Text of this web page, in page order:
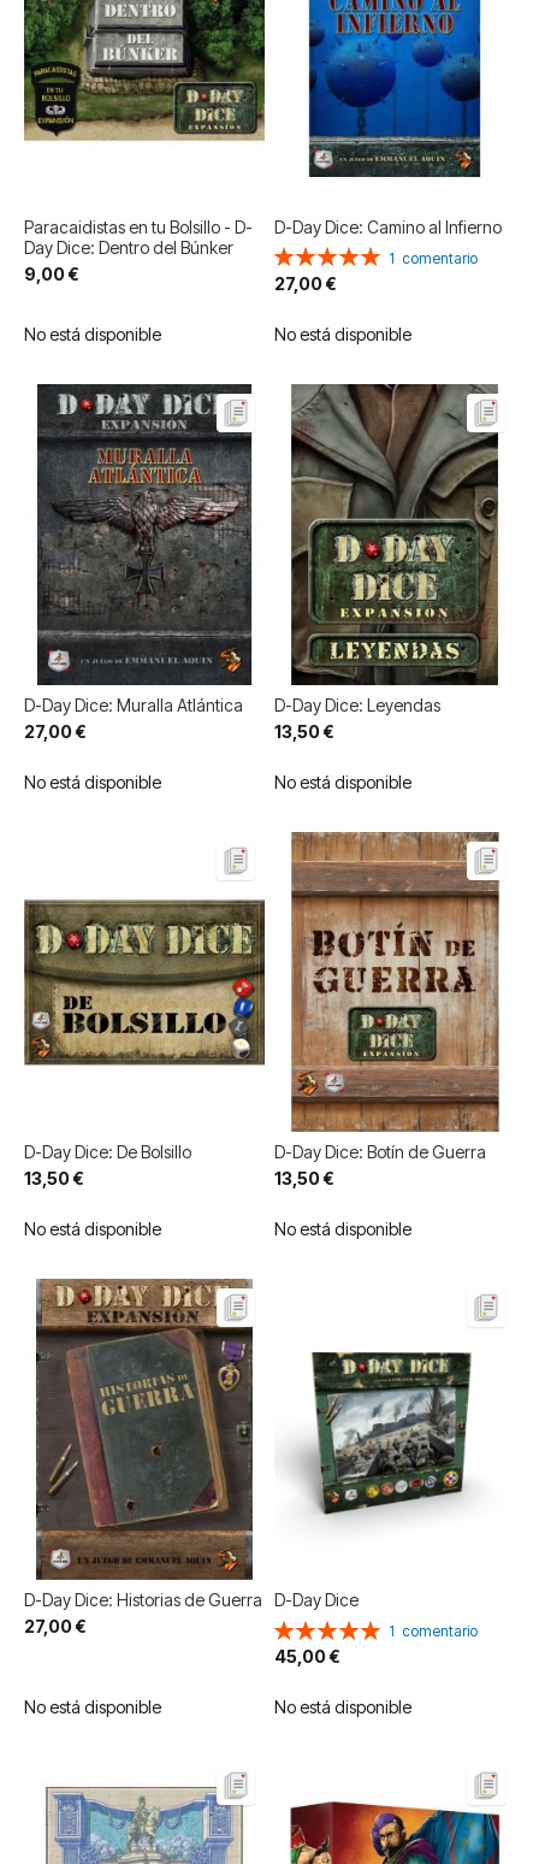
Paracaidistas en tu Bolsillo - D-
Day Dice: Dentro del Búnker
9,00 €
No está disponible
D-Day Dice: Camino al Infierno
Valoración:
100%
1 comentario
27,00 €
No está disponible
D-Day Dice: Muralla Atlántica
27,00 €
No está disponible
D-Day Dice: Leyendas
13,50 €
No está disponible
D-Day Dice: De Bolsillo
13,50 €
No está disponible
D-Day Dice: Botín de Guerra
13,50 €
No está disponible
D-Day Dice: Historias de Guerra
27,00 €
No está disponible
D-Day Dice
Valoración:
100%
1 comentario
45,00 €
No está disponible